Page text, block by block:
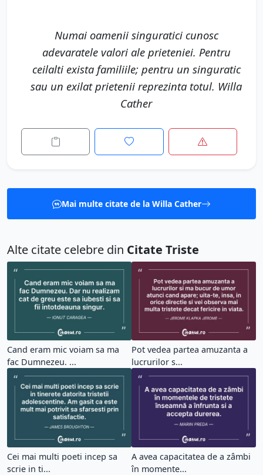
Numai oamenii singuratici cunosc
adevaratele valori ale prieteniei. Pentru
ceilalti exista familiile; pentru un singuratic
sau un exilat prietenii reprezinta totul. Willa
Cather
Mai multe citate de la Willa Cather
Alte citate celebre din Citate Triste
Cand eram mic voiam sa ma
fac Dumnezeu. ...
Pot vedea partea amuzanta a
lucrurilor s...
Cei mai multi poeti incep sa
scrie in ti...
A avea capacitatea de a zâmbi
în momente...